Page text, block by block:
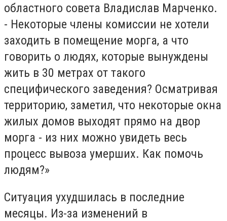
областного совета Владислав Марченко.
- Некоторые члены комиссии не хотели
заходить в помещение морга, а что
говорить о людях, которые вынуждены
жить в 30 метрах от такого
специфического заведения? Осматривая
территорию, заметил, что некоторые окна
жилых домов выходят прямо на двор
морга - из них можно увидеть весь
процесс вывоза умерших. Как помочь
людям?»
Ситуация ухудшилась в последние
месяцы. Из-за изменений в